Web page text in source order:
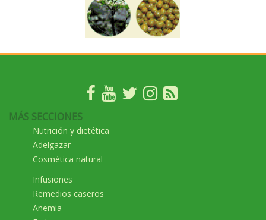
MÁS SECCIONES
Nutrición y dietética
Adelgazar
Cosmética natural
Infusiones
Remedios caseros
Anemia